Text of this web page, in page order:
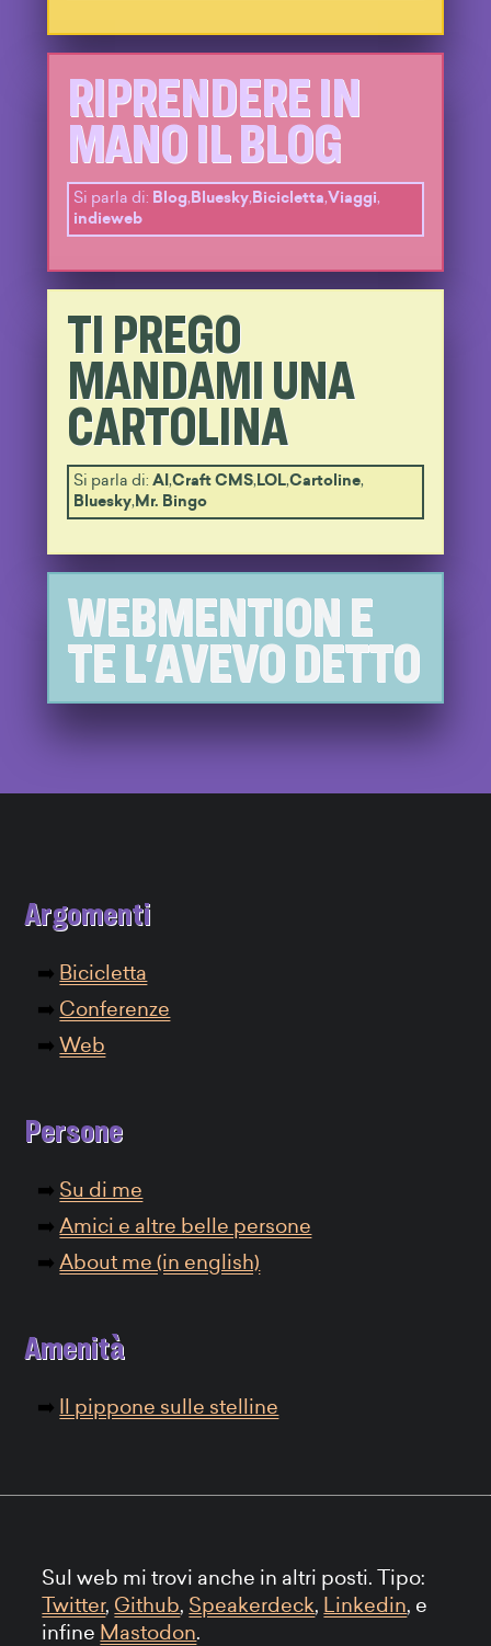
RIPRENDERE IN
MANO IL BLOG
Si parla di: Blog, Bluesky, Bicicletta,Viaggi,
indieweb
TI PREGO
MANDAMI UNA
CARTOLINA
Si parla di: AI ,Craft CMS,LOL,Cartoline,
Bluesky,Mr. Bingo
WEBMENTION E
TE L'AVEVO DETTO
Argomenti
Bicicletta
Conferenze
Web
Persone
Su di me
Amici e altre belle persone
About me (in english)
Amenità
Il pippone sulle stelline
Sul web mi trovi anche in altri posti. Tipo:
Twitter, Github, Speakerdeck, Linkedin, e
infine Mastodon.